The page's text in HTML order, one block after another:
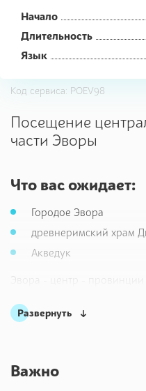
Начало
Длительность
Язык
Код сервиса: POEV98
Посещение
части Эворы
Что вас ожидает:
Городое Эвора
древнеримский храм
Акведук
Эвора - центр - провинции
Город расположен на
протянувшимися до
Развернуть
Важно